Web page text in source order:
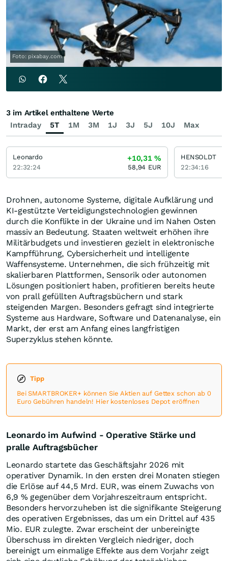
Foto: pixabay.com
Drohnen, autonome Systeme, digitale Aufklärung und
KI-gestützte Verteidigungstechnologien gewinnen
durch die Konflikte in der Ukraine und im Nahen Osten
massiv an Bedeutung. Staaten weltweit erhöhen ihre
Militärbudgets und investieren gezielt in elektronische
Kampfführung, Cybersicherheit und intelligente
Waffensysteme. Unternehmen, die sich frühzeitig mit
skalierbaren Plattformen, Sensorik oder autonomen
Lösungen positioniert haben, profitieren bereits heute
von prall gefüllten Auftragsbüchern und stark
steigenden Margen. Besonders gefragt sind integrierte
Systeme aus Hardware, Software und Datenanalyse, ein
Markt, der erst am Anfang eines langfristigen
Superzyklus stehen könnte.
Tipp
Bei SMARTBROKER+ können Sie Aktien auf Gettex schon ab 0
Euro Gebühren handeln! Hier kostenloses Depot eröffnen
Leonardo im Aufwind - Operative Stärke und
pralle Auftragsbücher
Leonardo startete das Geschäftsjahr 2026 mit
operativer Dynamik. In den ersten drei Monaten stiegen
die Erlöse auf 44,5 Mrd. EUR, was einem Zuwachs von
6,9 % gegenüber dem Vorjahreszeitraum entspricht.
Besonders hervorzuheben ist die signifikante Steigerung
des operativen Ergebnisses, das um ein Drittel auf 435
Mio. EUR zulegte. Zwar erscheint der unbereinigte
Überschuss im direkten Vergleich niedriger, doch
bereinigt um einmalige Effekte aus dem Vorjahr zeigt
Intraday 5T 1M 3M 1J 3J 5J 10J Max
3 im Artikel enthaltene Werte
Leonardo
22:32:24
+10,31%
58,94 EUR
HENSOLDT
22:34:16